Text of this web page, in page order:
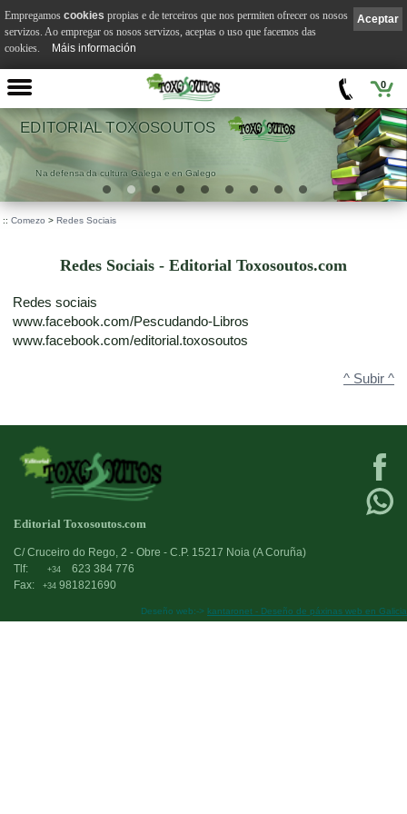
0
Galega e en Galego
:: Comezo > Redes Sociais
Redes Sociais - Editorial Toxosoutos.com
Redes sociais
www.facebook.com/Pescudando-Libros
www.facebook.com/editorial.toxosoutos
^ Subir ^
Editorial Toxosoutos.com
C/ Cruceiro do Rego, 2 - Obre - C.P. 15217 Noia (A Coruña)
Tlf:
+34
623 384 776
Fax:
+34 981821690
Deseño web:-> kantaronet - Deseño de páxinas web en Galicia
Aceptar
Empregamos cookies propias e de terceiros que nos permiten ofrecer os nosos
servizos. Ao empregar os nosos servizos, aceptas o uso que facemos das
cookies.
Máis información